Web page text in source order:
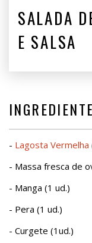
SALADA
E SALSA
- Lagosta Vermelha
- Massa fresca de
- Manga (1 ud.)
- Pera (1 ud.)
- Curgete (1ud.)